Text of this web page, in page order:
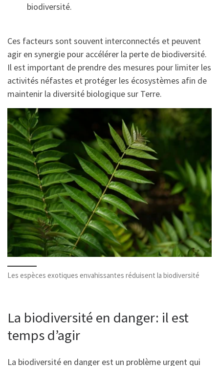
biodiversité.
Ces facteurs sont souvent interconnectés et peuvent
agir en synergie pour accélérer la perte de biodiversité.
Il est important de prendre des mesures pour limiter les
activités néfastes et protéger les écosystèmes afin de
maintenir la diversité biologique sur Terre.
Les espèces exotiques envahissantes réduisent la biodiversité
La biodiversité en danger: il est
temps d’agir
La biodiversité en danger est un problème urgent qui